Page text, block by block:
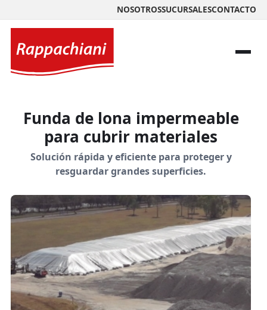
NOSOTROSSUCURSALESCONTACTO
Funda de lona impermeable
para cubrir materiales
Solución rápida y eficiente para proteger y
resguardar grandes superficies.